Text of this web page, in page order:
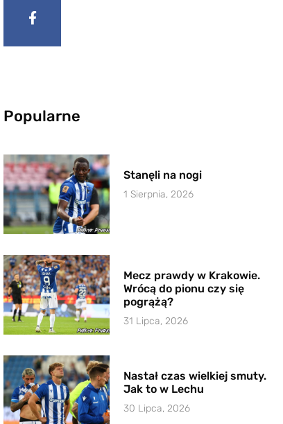
Popularne
Stanęli na nogi
1 Sierpnia, 2026
Mecz prawdy w Krakowie.
Wrócą do pionu czy się
pogrążą?
31 Lipca, 2026
Nastał czas wielkiej smuty.
Jak to w Lechu
30 Lipca, 2026